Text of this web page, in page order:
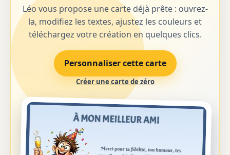
Léo vous propose une carte déjà prête : ouvrez-
la, modifiez les textes, ajustez les couleurs et
téléchargez votre création en quelques clics.
Personnaliser cette carte
Créer une carte de zéro